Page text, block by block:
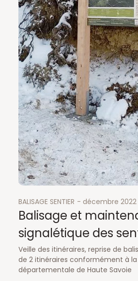
BALISAGE SENTIER décembre 2022
Balisage et
signalétique des
Veille des itinéraires, reprise de
de 2 itinéraires conformément à
départementale de Haute Savoie